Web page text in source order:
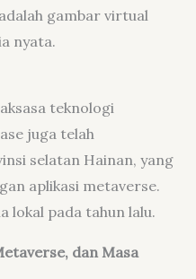
gambar virtual
nyata.
teknologi
juga telah
selatan Hainan, yang
aplikasi metaverse.
lokal pada tahun lalu.
dan Masa